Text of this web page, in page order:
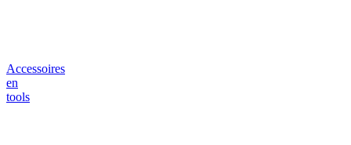
Accessoires
en
tools